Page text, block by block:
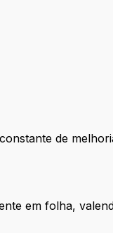
de
em folha,